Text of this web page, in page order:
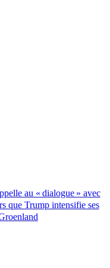
au « dialogue » avec
que Trump intensifie ses